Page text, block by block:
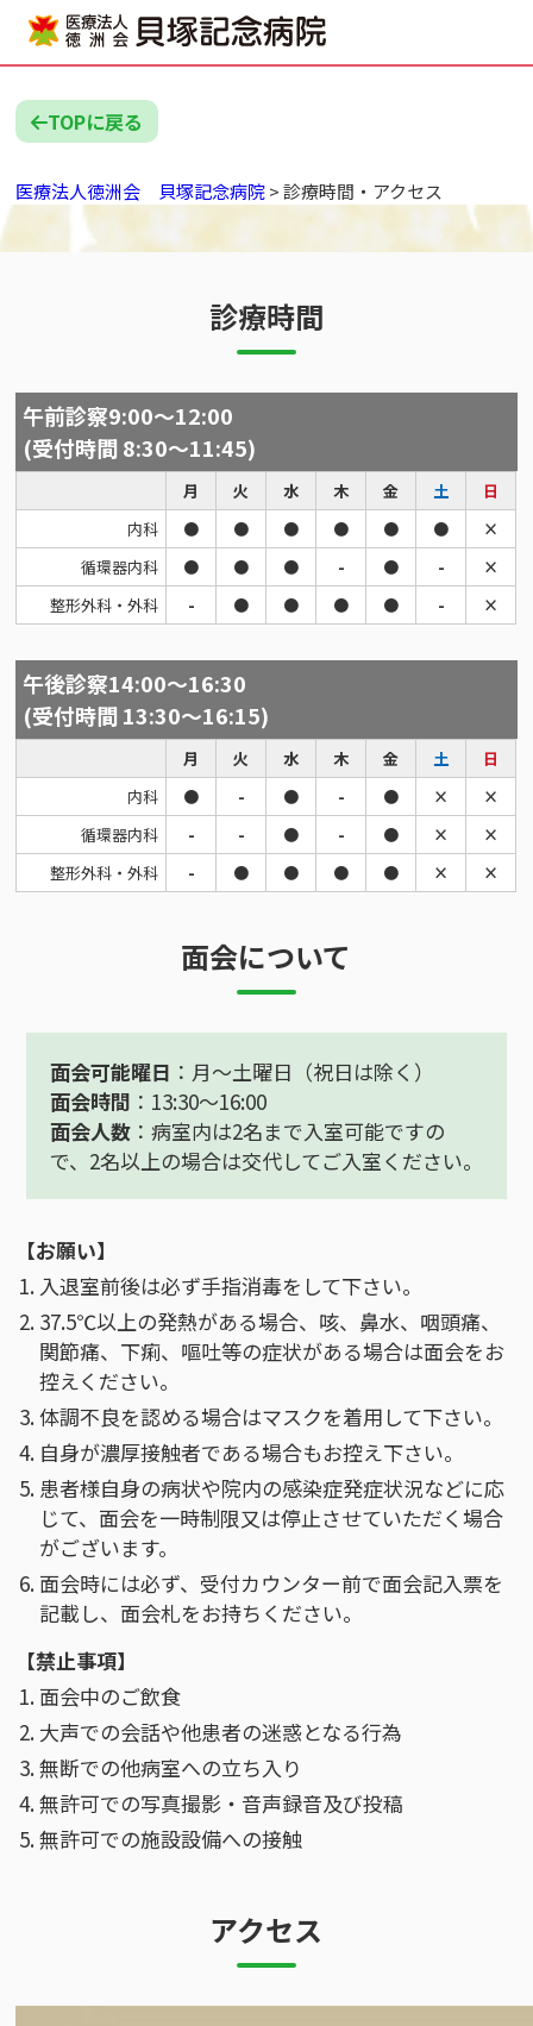
TOPに戻る
医療法人徳洲会 貝塚記念病院>診療時間・アクセス
診療時間
午前診察9:00～12:00
(受付時間 8:30～11:45)
月 火 水 木 金 土
日
内科
● ● ● ● ● ●
×
循環器内科
● ● ● - ● -
×
整形外科・外科
- ● ● ● ● - ×
午後診察14:00～16:30
(受付時間 13:30～16:15)
月 火 水 木 金 土
日
内科
● - ● - ● ×
×
循環器内科
- - ● - ● ×
×
整形外科・外科
- ● ● ● ● × ×
面会について
面会可能曜日 ：月～土曜日（祝日は除く）
面会時間 ：13:30～16:00
面会人数：病室内は2名まで入室可能ですの
で、2名以上の場合は交代してご入室ください。
【お願い】
入退室前後は必ず手指消毒をして下さい。
37.5℃以上の発熱がある場合、咳、鼻水、咽頭痛、
関節痛、下痢、嘔吐等の症状がある場合は面会をお
控えください。
体調不良を認める場合はマスクを着用して下さい。
自身が濃厚接触者である場合もお控え下さい。
患者様自身の病状や院内の感染症発症状況などに応
じて、面会を一時制限又は停止させていただく場合
がございます。
面会時には必ず、受付カウンター前で面会記入票を
記載し、面会札をお持ちください。
【禁止事項】
面会中のご飲食
大声での会話や他患者の迷惑となる行為
無断での他病室への立ち入り
無許可での写真撮影・音声録音及び投稿
無許可での施設設備への接触
アクセス